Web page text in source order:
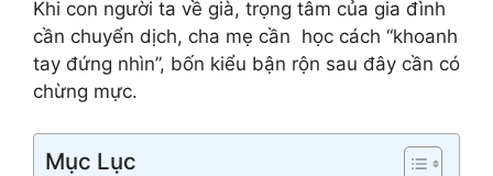
Khi con người ta về già, trọng tâm của gia đình
cần chuyển dịch, cha mẹ cần học cách “khoanh
tay đứng nhìn”, bốn kiểu bận rộn sau đây cần có
chừng mực.
Mục Lục